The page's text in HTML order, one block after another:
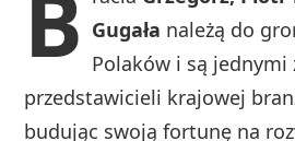
Gugała należą do
Polaków i są jednymi
przedstawicieli krajowej
budując swoją fortunę na